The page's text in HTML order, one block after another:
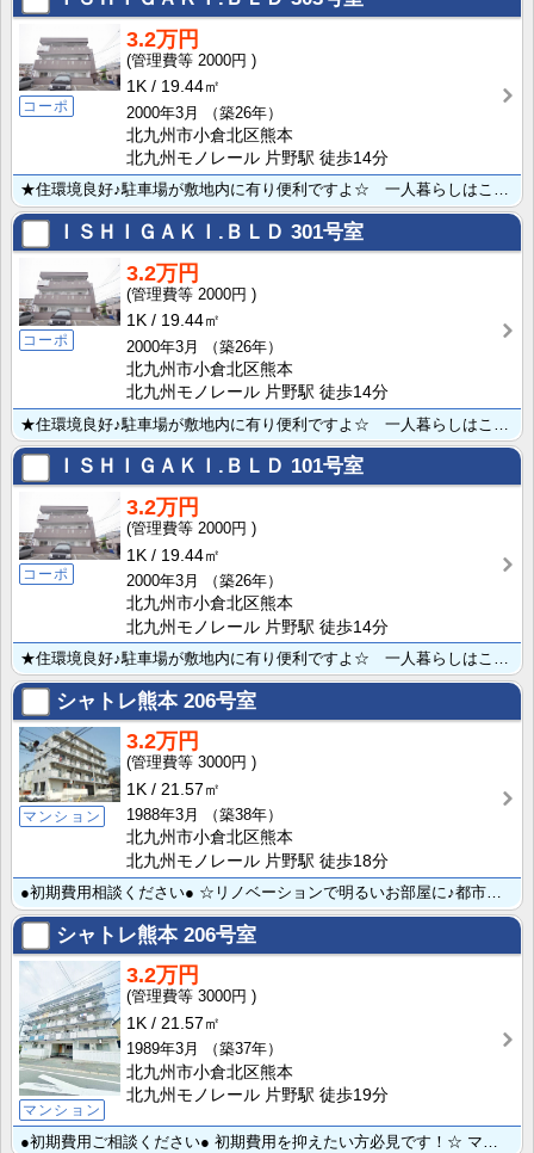
コーポ
3.2万円
2000円
1K
19.44㎡
2000年3月
（築26年）
北九州市小倉北区熊本
北九州モノレール 片野駅 徒歩14分
★住環境良好♪駐車場が敷地内に有り便利ですよ☆ 一人暮らしはここからスタート！！
ＩＳＨＩＧＡＫＩ.ＢＬＤ 301号室
コーポ
3.2万円
2000円
1K
19.44㎡
2000年3月
（築26年）
北九州市小倉北区熊本
北九州モノレール 片野駅 徒歩14分
ＩＳＨＩＧＡＫＩ.ＢＬＤ 101号室
コーポ
3.2万円
2000円
1K
19.44㎡
2000年3月
（築26年）
北九州市小倉北区熊本
北九州モノレール 片野駅 徒歩14分
シャトレ熊本206号室
マンション
3.2万円
3000円
1K
21.57㎡
1988年3月
（築38年）
北九州市小倉北区熊本
北九州モノレール 片野駅 徒歩18分
シャトレ熊本206号室
マンション
3.2万円
3000円
1K
21.57㎡
1989年3月
（築37年）
北九州市小倉北区熊本
北九州モノレール 片野駅 徒歩19分